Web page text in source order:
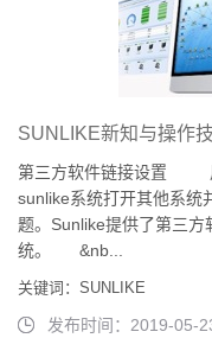
SUNLIKE新知与操作
第三方软件链接设置 用
sunlike系统打开其他系统
题。Sunlike提供了第三方
统。 &nb...
关键词：SUNLIKE
发布时间：2019-05-